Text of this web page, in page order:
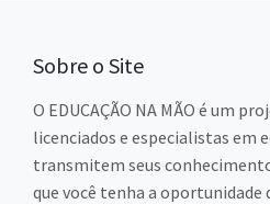
Sobre o Site
O EDUCAÇÃO NA MÃO é um
licenciados e especialistas em
transmitem seus
que você tenha a oportunidade